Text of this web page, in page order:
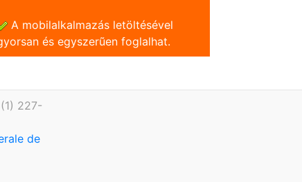
A mobilalkalmazás letöltésével
és egyszerũen foglalhat.
227-
de